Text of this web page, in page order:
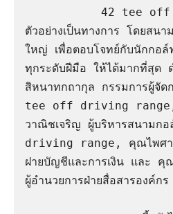
ตัวอย่างเป็นทางการ โดยสนา
ใหญ่ เพื่อตอบโจทย์กับนักกอ
ทุกระดับฝีมือ ให้ได้มากที่สุด
สิหนาทกถากุล กรรมการผู้จั
tee off driving range,
วาณิชเจริญ ผู้บริหารสนาม
driving range, คุณไพศา
ฝายบัญชีและการเงิน และ คุ
ผู้อำนวยการฝ่ายสื่อสารองค์กร